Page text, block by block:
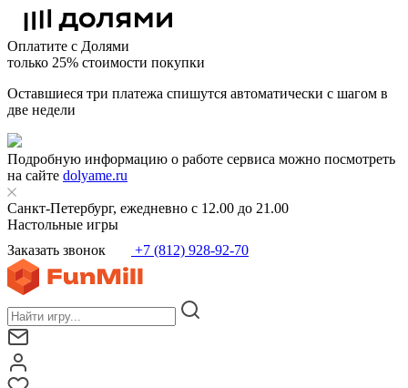
Оплатите с Долями
только 25% стоимости покупки
Оставшиеся три платежа спишутся автоматически с шагом в
две недели
Подробную информацию о работе сервиса можно посмотреть
на сайте dolyame.ru
Санкт-Петербург, ежедневно с 12.00 до 21.00
Настольные игры
Заказать звонок
+7 (812) 928-92-70